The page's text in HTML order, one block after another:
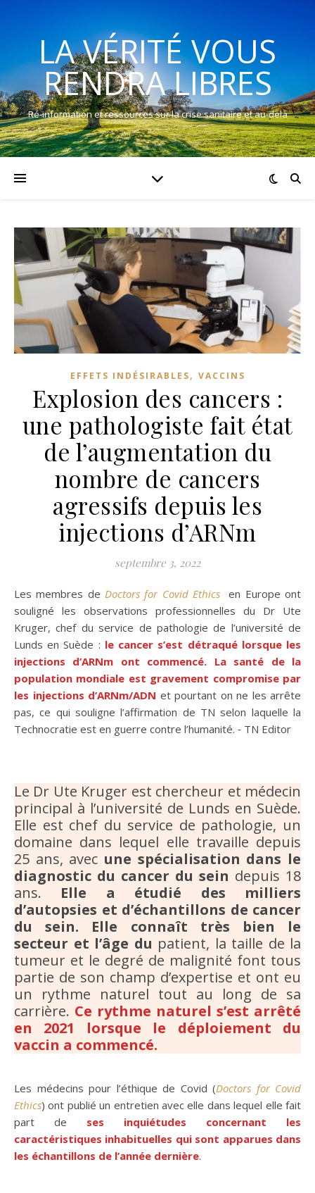
LA VÉRITÉ VOUS
RENDRA LIBRES
Ré-information et ressources sur la crise sanitaire et au-delà
EFFETS INDÉSIRABLES, VACCINS
Explosion des cancers :
une pathologiste fait état
de l’augmentation du
nombre de cancers
agressifs depuis les
injections d’ARNm
septembre 3, 2022
Les membres de Doctors for Covid Ethicsen Europe ont
souligné les observations professionnelles du Dr Ute
Kruger, chef du service de pathologie de l’université de
Lunds en Suède : le cancer s’est détraqué lorsque les
injections d’ARNm ont commencé. La santé de la
population mondiale est gravement compromise par
les injections d’ARNm/ADN et pourtant on ne les arrête
pas, ce qui souligne l’affirmation de TN selon laquelle la
Technocratie est en guerre contre l’humanité. ⁃ TN Editor
Le Dr Ute Kruger est chercheur et médecin
principal à l’université de Lunds en Suède.
Elle est chef du service de pathologie, un
domaine dans lequel elle travaille depuis
25 ans, avec une spécialisation dans le
diagnostic du cancer du sein depuis 18
ans. Elle a étudié des milliers
d’autopsies et d’échantillons de cancer
du sein. Elle connaît très bien le
secteur et l’âge du patient, la taille de la
tumeur et le degré de malignité font tous
partie de son champ d’expertise et ont eu
un rythme naturel tout au long de sa
carrière. Ce rythme naturel s’est arrêté
en 2021 lorsque le déploiement du
vaccin a commencé.
Les médecins pour l’éthique de Covid (Doctors for Covid
Ethics) ont publié un entretien avec elle dans lequel elle fait
part de ses inquiétudes concernant les
caractéristiques inhabituelles qui sont apparues dans
les échantillons de l’année dernière.